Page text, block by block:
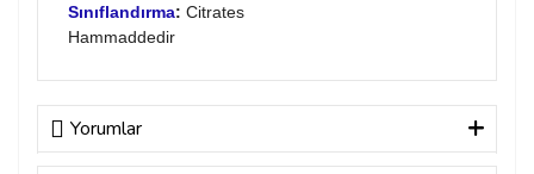
Sınıflandırma: Citrates
Hammaddedir
Yorumlar